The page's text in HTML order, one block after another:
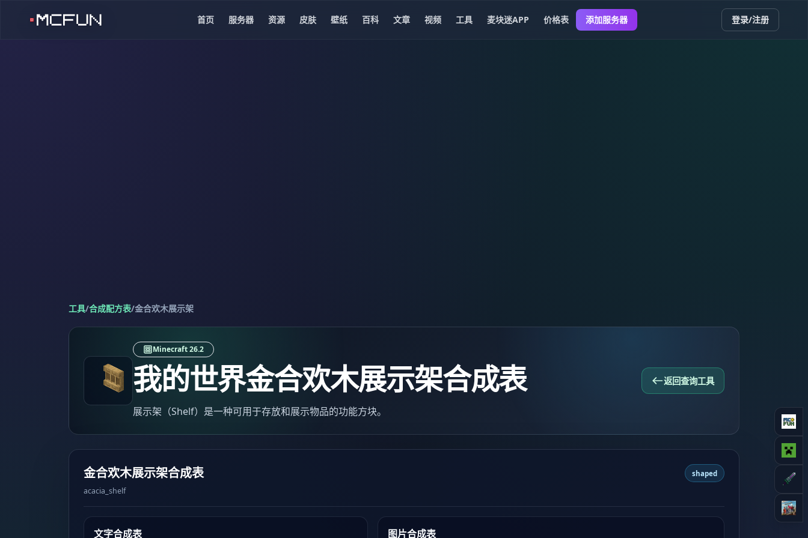
首页 服务器 资源 皮肤 壁纸 百科 文章 视频 工具 麦块迷APP 价格表 添加服务器 登录/注册
工具/合成配方表/金合欢木展示架
Minecraft 26.2
我的世界金合欢木展示架合成表
展示架（Shelf）是一种可用于存放和展示物品的功能方块。
返回查询工具
金合欢木展示架合成表
acacia_shelf
shaped
文字合成表 图片合成表